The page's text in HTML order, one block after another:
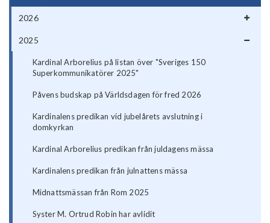
2026
2025
Kardinal Arborelius på listan över "Sveriges 150
Superkommunikatörer 2025"
Påvens budskap på Världsdagen för fred 2026
Kardinalens predikan vid jubelårets avslutning i
domkyrkan
Kardinal Arborelius predikan från juldagens mässa
Kardinalens predikan från julnattens mässa
Midnattsmässan från Rom 2025
Syster M. Ortrud Robin har avlidit